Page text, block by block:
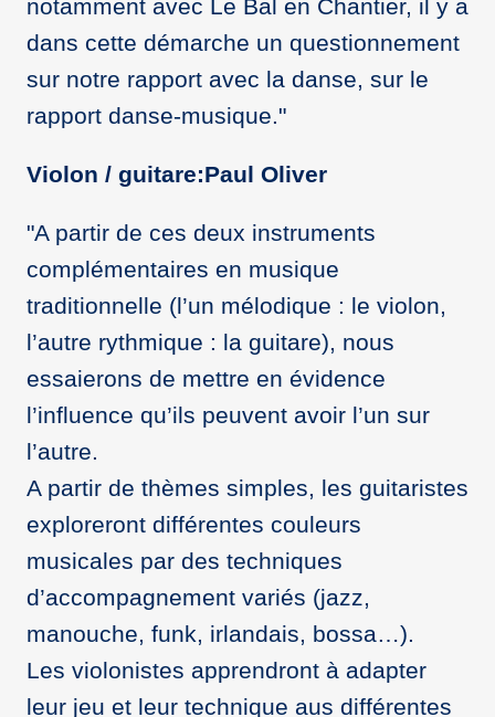
notamment avec Le Bal en Chantier, il y a
dans cette démarche un questionnement
sur notre rapport avec la danse, sur le
rapport danse-musique."
Violon / guitare:Paul Oliver
"A partir de ces deux instruments
complémentaires en musique
traditionnelle (l’un mélodique : le violon,
l’autre rythmique : la guitare), nous
essaierons de mettre en évidence
l’influence qu’ils peuvent avoir l’un sur
l’autre.
A partir de thèmes simples, les guitaristes
exploreront différentes couleurs
musicales par des techniques
d’accompagnement variés (jazz,
manouche, funk, irlandais, bossa…).
Les violonistes apprendront à adapter
leur jeu et leur technique aus différentes